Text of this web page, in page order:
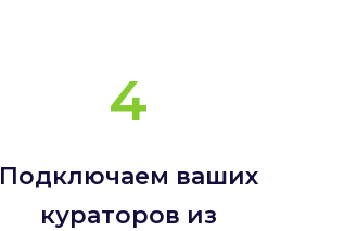
4
Подключаем ваших
кураторов из